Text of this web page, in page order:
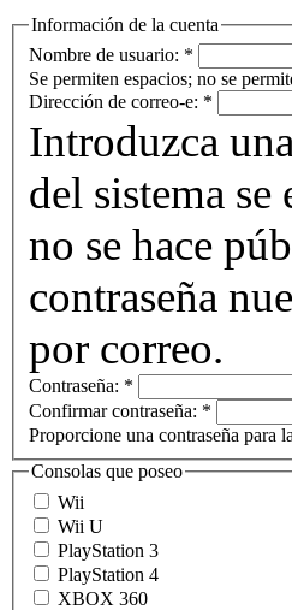
Información de la cuenta
Nombre de usuario: *
Se permiten espacios; no se
Dirección de correo-e: *
Introduzca
del sistema
no se hace
contraseña
por correo.
Contraseña: *
Confirmar contraseña: *
Proporcione una contraseña para
Consolas que poseo
Wii
Wii U
PlayStation 3
PlayStation 4
XBOX 360